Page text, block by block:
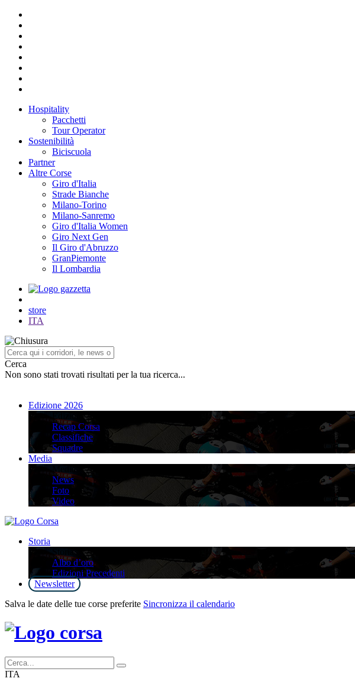
Hospitality
Pacchetti
Tour Operator
Sostenibilità
Biciscuola
Partner
Altre Corse
Giro d'Italia
Strade Bianche
Milano-Torino
Milano-Sanremo
Giro d'Italia Women
Giro Next Gen
Il Giro d'Abruzzo
GranPiemonte
Il Lombardia
store
ITA
Cerca
Non sono stati trovati risultati per la tua ricerca...
Edizione 2026
Edizione 2026
Recap Corsa
Classifiche
Squadre
Media
Media
News
Foto
Video
Storia
Storia
Albo d’oro
Edizioni Precedenti
Newsletter
Salva le date delle tue corse preferite Sincronizza il calendario
ITA